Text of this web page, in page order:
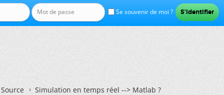
Se souvenir de moi ?
Simulation en temps réel --> Matlab ?